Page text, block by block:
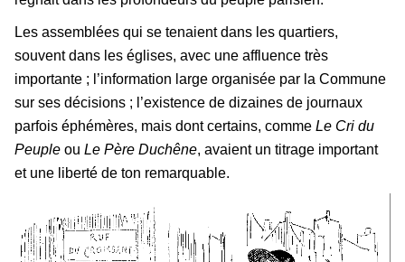
Les assemblées qui se tenaient dans les quartiers,
souvent dans les églises, avec une affluence très
importante ; l’information large organisée par la Commune
sur ses décisions ; l’existence de dizaines de journaux
parfois éphémères, mais dont certains, comme Le Cri du
Peuple ou Le Père Duchêne, avaient un titrage important
et une liberté de ton remarquable.